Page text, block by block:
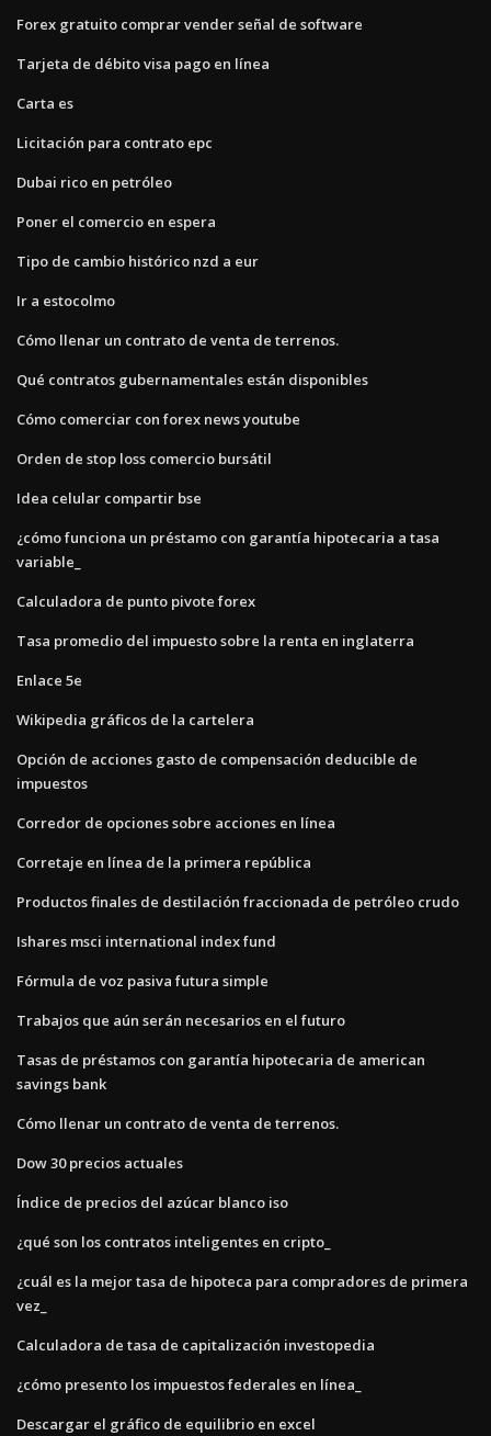
Forex gratuito comprar vender señal de software
Tarjeta de débito visa pago en línea
Carta es
Licitación para contrato epc
Dubai rico en petróleo
Poner el comercio en espera
Tipo de cambio histórico nzd a eur
Ir a estocolmo
Cómo llenar un contrato de venta de terrenos.
Qué contratos gubernamentales están disponibles
Cómo comerciar con forex news youtube
Orden de stop loss comercio bursátil
Idea celular compartir bse
¿cómo funciona un préstamo con garantía hipotecaria a tasa
variable_
Calculadora de punto pivote forex
Tasa promedio del impuesto sobre la renta en inglaterra
Enlace 5e
Wikipedia gráficos de la cartelera
Opción de acciones gasto de compensación deducible de
impuestos
Corredor de opciones sobre acciones en línea
Corretaje en línea de la primera república
Productos finales de destilación fraccionada de petróleo crudo
Ishares msci international index fund
Fórmula de voz pasiva futura simple
Trabajos que aún serán necesarios en el futuro
Tasas de préstamos con garantía hipotecaria de american
savings bank
Cómo llenar un contrato de venta de terrenos.
Dow 30 precios actuales
Índice de precios del azúcar blanco iso
¿qué son los contratos inteligentes en cripto_
¿cuál es la mejor tasa de hipoteca para compradores de primera
vez_
Calculadora de tasa de capitalización investopedia
¿cómo presento los impuestos federales en línea_
Descargar el gráfico de equilibrio en excel